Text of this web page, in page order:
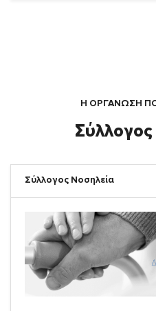
Η ΟΡΓΆΝΩΣΗ
Σύλλογος Νοσηλεία